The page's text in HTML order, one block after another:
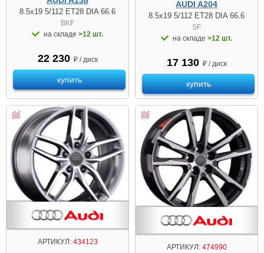
8.5x19 5/112 ET28 DIA 66.6
BKF
на складе >12 шт.
22 230 ₽ / диск
купить
AUDI A204
8.5x19 5/112 ET28 DIA 66.6
SF
на складе >12 шт.
17 130 ₽ / диск
купить
АРТИКУЛ:434123
АРТИКУЛ:474990